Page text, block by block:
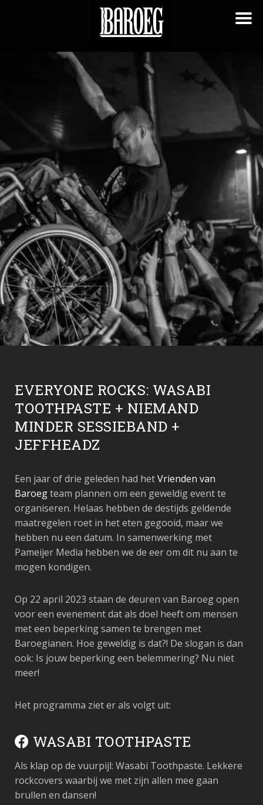
EVERYONE ROCKS: WASABI
TOOTHPASTE + NIEMAND
MINDER SESSIEBAND +
JEFFHEADZ
Een jaar of drie geleden had hetVrienden van
Baroegteam plannen om een geweldig event te
organiseren. Helaas hebben de destijds geldende
maatregelen roet in het eten gegooid, maar we
hebben nu een datum. In samenwerking met
Pameijer Media hebben we de eer om dit nu aan te
mogen kondigen.
Op 22 april 2023 staan de deuren van Baroeg open
voor een evenement dat als doel heeft om mensen
met een beperking samen te brengen met
Baroegianen. Hoe geweldig is dat?! De slogan is dan
ook: Is jouw beperking een belemmering? Nu niet
meer!
Het programma ziet er als volgt uit:
WASABI TOOTHPASTE
Als klap op de vuurpijl: Wasabi Toothpaste. Lekkere
rockcovers waarbij we met zijn allen mee gaan
brullen en dansen!